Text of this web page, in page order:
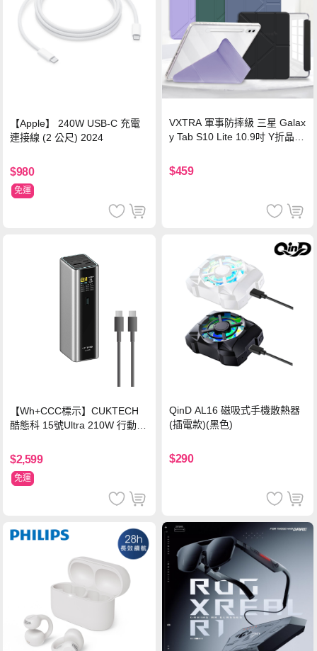
【Apple】 240W USB-C 充電
連接線 (2 公尺) 2024
$980
免運
VXTRA 軍事防摔級 三星 Galax
y Tab S10 Lite 10.9吋 Y折晶透
$459
【Wh+CCC標示】CUKTECH
酷態科 15號Ultra 210W 行動電
$2,599
免運
QinD AL16 磁吸式手機散熱器
(插電款)(黑色)
$290